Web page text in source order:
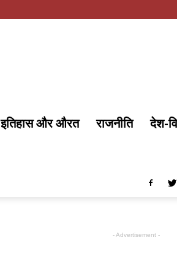
इतिहास और औरत राजनीति
देश-
- Advertisement -